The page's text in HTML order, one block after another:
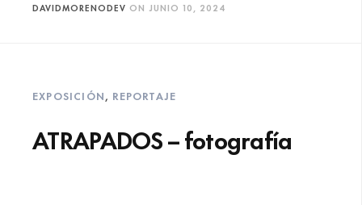
DAVIDMORENODEV ON JUNIO 10, 2024
EXPOSICIÓN, REPORTAJE
ATRAPADOS – fotografía